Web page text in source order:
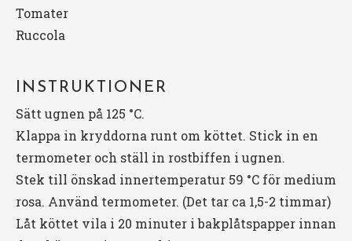
Tomater
Ruccola
INSTRUKTIONER
Sätt ugnen på 125 °C.
Klappa in kryddorna runt om köttet. Stick in en
termometer och ställ in rostbiffen i ugnen.
Stek till önskad innertemperatur 59 °C för medium
rosa. Använd termometer. (Det tar ca 1,5-2 timmar)
Låt köttet vila i 20 minuter i bakplåtspapper innan